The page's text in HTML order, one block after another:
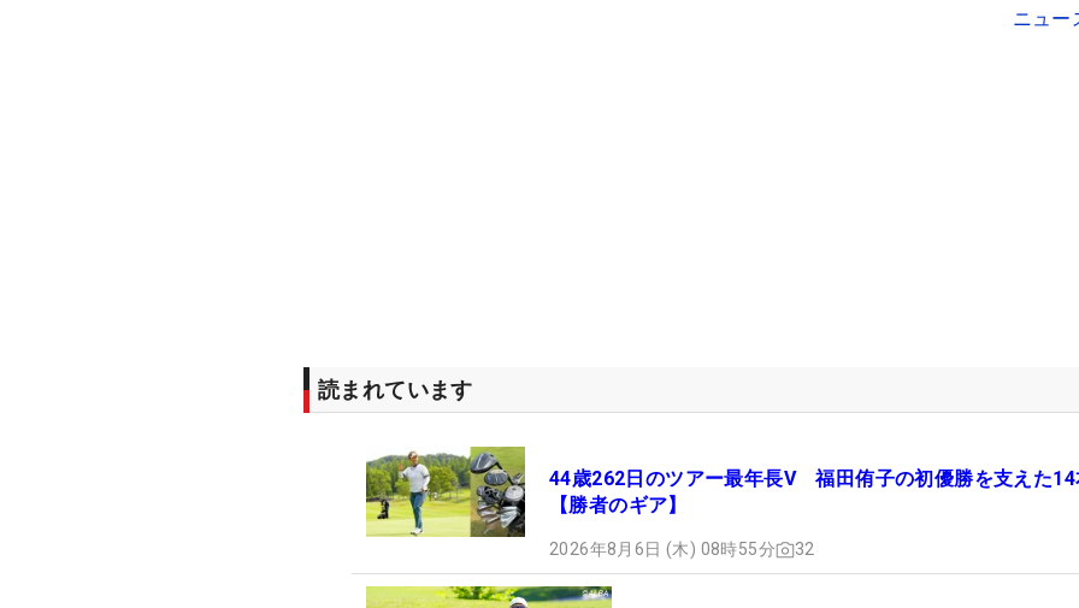
ニュー
読まれています
44歳262日のツアー最年長V 福田侑子の初優勝を支えた14
【勝者のギア】
2026年8月6日 (木) 08時55分 32